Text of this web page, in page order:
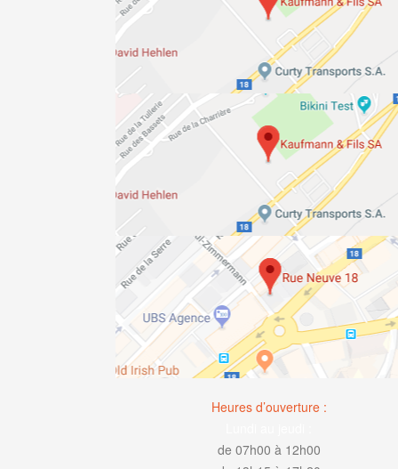
Heures d’ouverture :
de 07h00 à 12h00